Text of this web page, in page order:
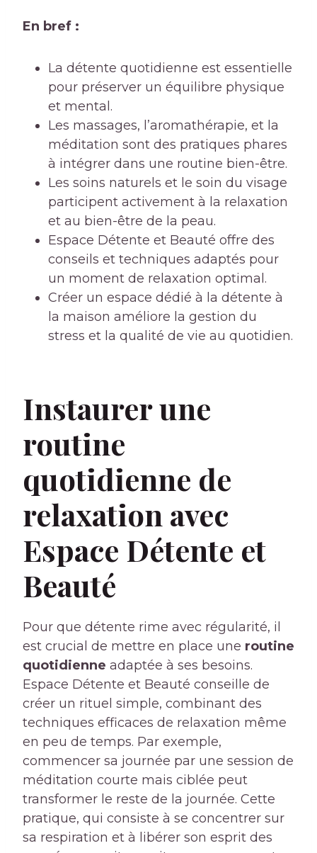
En bref :
La détente quotidienne est essentielle
pour préserver un équilibre physique
et mental.
Les massages, l’aromathérapie, et la
méditation sont des pratiques phares
à intégrer dans une routine bien-être.
Les soins naturels et le soin du visage
participent activement à la relaxation
et au bien-être de la peau.
Espace Détente et Beauté offre des
conseils et techniques adaptés pour
un moment de relaxation optimal.
Créer un espace dédié à la détente à
la maison améliore la gestion du
stress et la qualité de vie au quotidien.
Instaurer une
routine
quotidienne de
relaxation avec
Espace Détente et
Beauté
Pour que détente rime avec régularité, il
est crucial de mettre en place une routine
quotidienne adaptée à ses besoins.
Espace Détente et Beauté conseille de
créer un rituel simple, combinant des
techniques efficaces de relaxation même
en peu de temps. Par exemple,
commencer sa journée par une session de
méditation courte mais ciblée peut
transformer le reste de la journée. Cette
pratique, qui consiste à se concentrer sur
sa respiration et à libérer son esprit des